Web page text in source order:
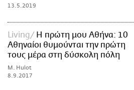
13.5.2019
Living
Η πρώτη μου Αθήνα: 10
Αθηναίοι θυμούνται την πρώτη
τους μέρα στη δύσκολη πόλη
M. Hulot
8.9.2017